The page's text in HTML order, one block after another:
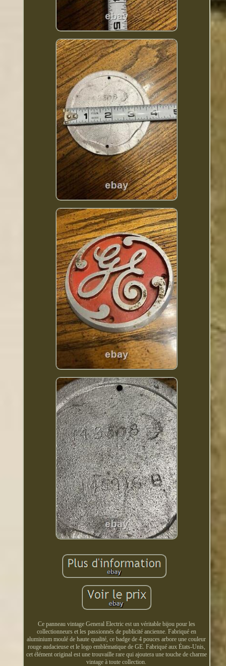
Ce panneau vintage General Electric est un véritable bijou pour les
collectionneurs et les passionnés de publicité ancienne. Fabriqué en
aluminium moulé de haute qualité, ce badge de 4 pouces arbore une couleur
rouge audacieuse et le logo emblématique de GE. Fabriqué aux États-Unis,
cet élément original est une trouvaille rare qui ajoutera une touche de charme
vintage à toute collection.